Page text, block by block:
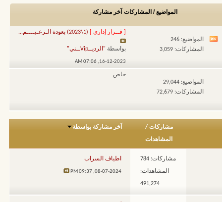
المواضيع / المشاركات آخر مشاركة
مشاهدة
هذا
المنتدى
المواضيع: 246
المشاركات: 3,059
[ قــرار إداري ] (1\2023) بعودة الـزعـيــــم...
بواسطة "الرديــVipــني"
16-12-2023,
07:06 AM
المواضيع: 29,044
المشاركات: 72,679
خاص
مشاركات /
المشاهدات
آخر مشاركة بواسطة
مشاركات: 784
المشاهدات:
491,274
اطياف السراب
08-07-2024,
09:37 PM